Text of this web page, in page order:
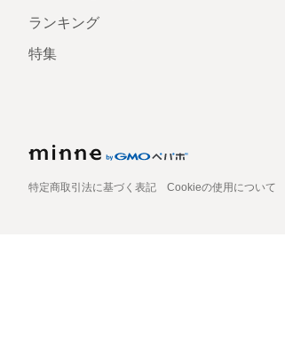
ランキング
特集
特定商取引法に基づく表記 Cookieの使用について